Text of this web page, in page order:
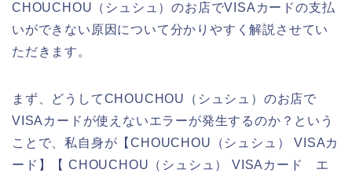
CHOUCHOU（シュシュ）のお店でVISAカードの支払
いができない原因について分かりやすく解説させてい
ただきます。
まず、どうしてCHOUCHOU（シュシュ）のお店で
VISAカードが使えないエラーが発生するのか？という
ことで、私自身が【CHOUCHOU（シュシュ） VISAカ
ード】【 CHOUCHOU（シュシュ） VISAカード エ